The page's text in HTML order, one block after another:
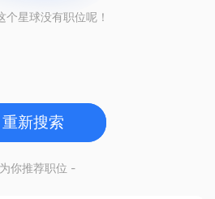
个星球没有职位呢！
重新搜索
你推荐职位 -